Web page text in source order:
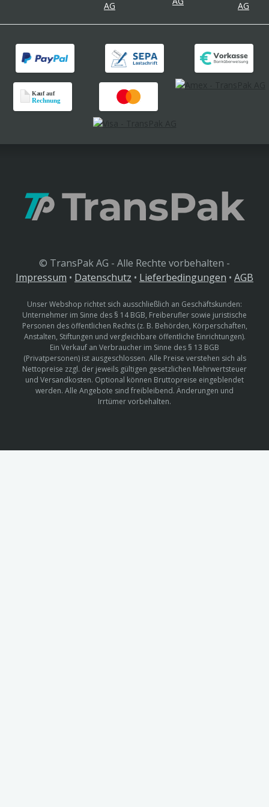
© TransPak AG - Alle Rechte vorbehalten -
Impressum • Datenschutz • Lieferbedingungen • AGB
Unser Webshop richtet sich ausschließlich an Geschäftskunden:
Unternehmer im Sinne des § 14 BGB, Freiberufler sowie juristische
Personen des öffentlichen Rechts (z. B. Behörden, Körperschaften,
Anstalten, Stiftungen und vergleichbare öffentliche Einrichtungen).
Ein Verkauf an Verbraucher im Sinne des § 13 BGB
(Privatpersonen) ist ausgeschlossen. Alle Preise verstehen sich als
Nettopreise zzgl. der jeweils gültigen gesetzlichen Mehrwertsteuer
und Versandkosten. Optional können Bruttopreise eingeblendet
werden. Alle Angebote sind freibleibend. Änderungen und
Irrtümer vorbehalten.